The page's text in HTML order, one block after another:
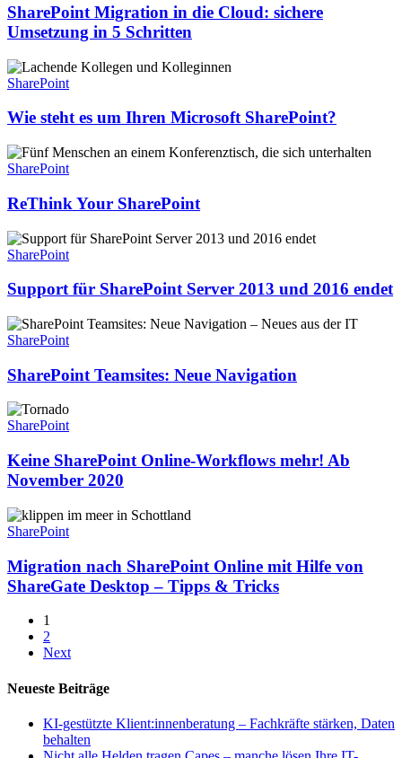
die
Cloud
Cloud:
sichere
Umsetzung
in
5
Schritten
SharePoint Migration in die Cloud: sichere
Umsetzung in 5 Schritten
Wie
steht
um
Microsoft
SharePoint?
SharePoint
Wie steht es um Ihren Microsoft SharePoint?
ReThink
Your
SharePoint
ReThink Your SharePoint
Support
für
Server
2013
und
2016
endet
SharePoint
Support für SharePoint Server 2013 und 2016 endet
SharePoint
Teamsites:
Navigation
SharePoint
SharePoint Teamsites: Neue Navigation
Keine
SharePoint
Workflows
mehr!
Ab
November
2020
SharePoint
Keine SharePoint Online-Workflows mehr! Ab
November 2020
Migration
nach
Online
mit
Hilfe
ShareGate
Desktop
&
SharePoint
Migration nach SharePoint Online mit Hilfe von
ShareGate Desktop – Tipps & Tricks
1
2
Next
Neueste Beiträge
KI-gestützte Klient:innenberatung – Fachkräfte stärken, Daten
behalten